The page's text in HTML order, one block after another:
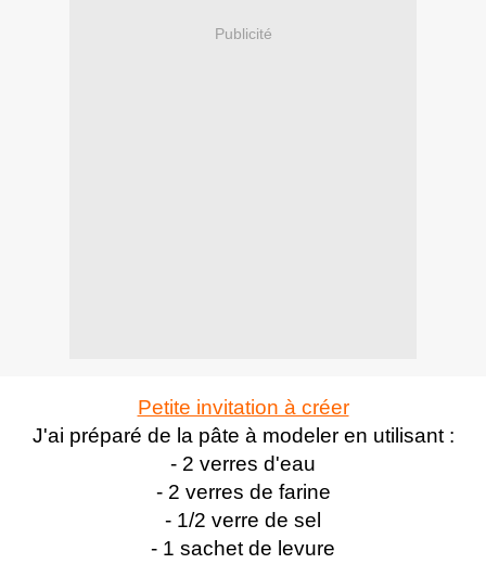
Publicité
Petite invitation à créer
J'ai préparé de la pâte à modeler en utilisant :
- 2 verres d'eau
- 2 verres de farine
- 1/2 verre de sel
- 1 sachet de levure